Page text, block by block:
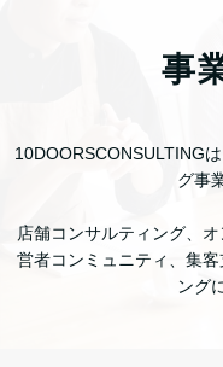
事
10DOORSCONSULTING
グ事
店舗コンサルティング、
営者コンミュニティ、集
ング